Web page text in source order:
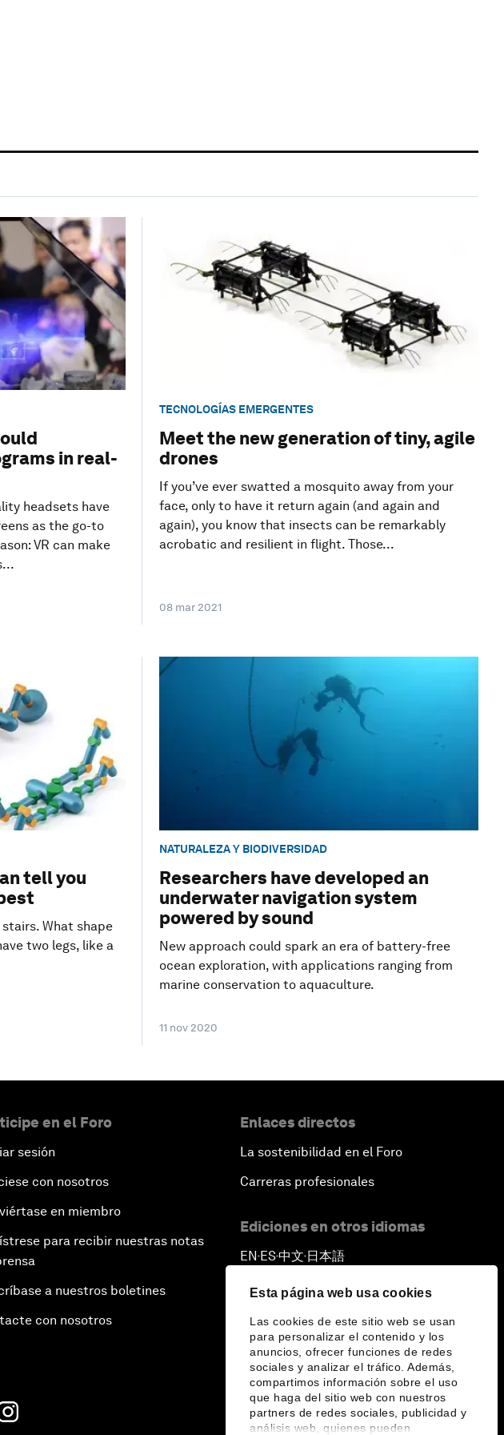
Esta página web usa cookies
Las cookies de este sitio web se usan
para personalizar el contenido y los
anuncios, ofrecer funciones de redes
sociales y analizar el tráfico. Además,
compartimos información sobre el uso
que haga del sitio web con nuestros
partners de redes sociales, publicidad y
análisis web, quienes pueden
in real-
headsets have
as the go-to
VR can make
TECNOLOGÍAS EMERGENTES
Meet the new generation of tiny, agile
drones
If you’ve ever swatted a mosquito away from your
face, only to have it return again (and again and
again), you know that insects can be remarkably
acrobatic and resilient in flight. Those...
08 mar 2021
tell you
What shape
two legs, like a
NATURALEZA Y BIODIVERSIDAD
Researchers have developed an
underwater navigation system
powered by sound
New approach could spark an era of battery-free
ocean exploration, with applications ranging from
marine conservation to aquaculture.
11 nov 2020
en el Foro
sesión
con nosotros
en miembro
para recibir nuestras notas
a nuestros boletines
con nosotros
Enlaces directos
La sostenibilidad en el Foro
Carreras profesionales
Ediciones en otros idiomas
EN ▪ ES▪中文▪ 日本語